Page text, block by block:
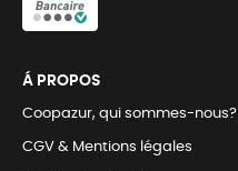
Á PROPOS
Coopazur, qui sommes-nous?
CGV & Mentions légales